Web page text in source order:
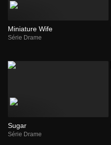
Miniature Wife
Série Drame
Sugar
Série Drame